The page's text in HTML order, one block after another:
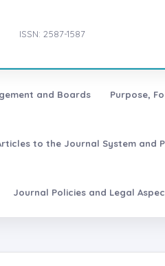
ISSN: 2587-1587
and Boards Purpose,
to the Journal System and
Journal Policies and Legal